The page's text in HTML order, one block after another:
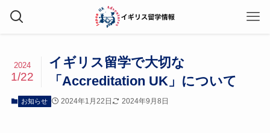
イギリス留学で大切な
「Accreditation UK」について
2024
1/22
お知らせ 2024年1月22日 2024年9月8日